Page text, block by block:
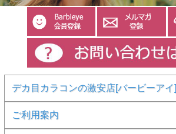
デカ目カラコンの激安店[バービーアイ]
ご利用案内